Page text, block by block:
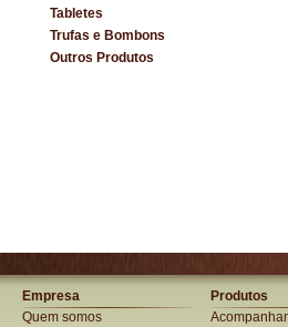
Tabletes
Trufas e Bombons
Outros Produtos
Empresa
Quem somos
Produtos